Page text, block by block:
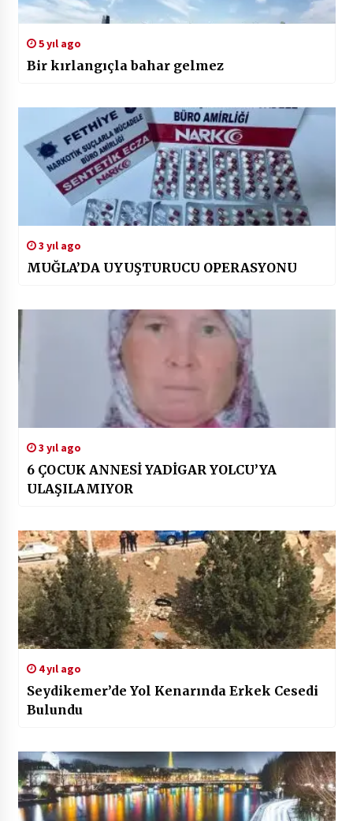
5 yıl ago
Bir kırlangıçla bahar gelmez
3 yıl ago
MUĞLA’DA UYUŞTURUCU OPERASYONU
3 yıl ago
6 ÇOCUK ANNESİ YADİGAR YOLCU’YA
ULAŞILAMIYOR
4 yıl ago
Seydikemer’de Yol Kenarında Erkek Cesedi
Bulundu